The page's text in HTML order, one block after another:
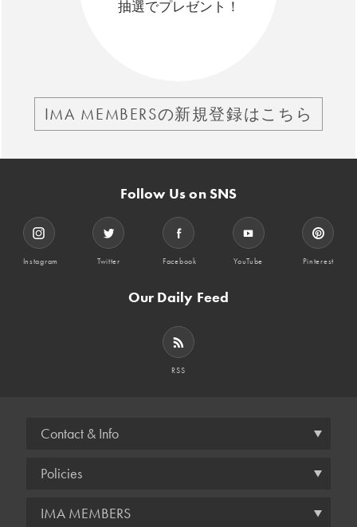
抽選でプレゼント！
IMA MEMBERSの新規登録はこちら
Follow Us on SNS
Instagram Twitter Facebook YouTube Pinterest
Our Daily Feed
RSS
Contact & Info
Policies
IMA MEMBERS